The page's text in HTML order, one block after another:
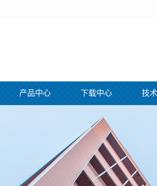
产品中心 下载中心 技